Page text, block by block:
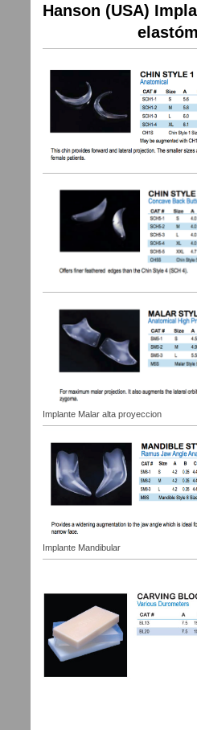
Hanson (USA)
Implante Malar alta proyeccion
Implante Mandibular